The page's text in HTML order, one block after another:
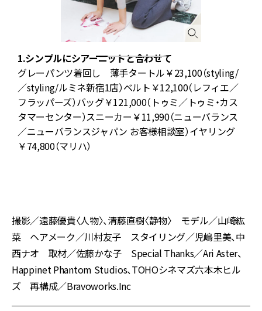
1.シンプルにシアーニットと合わせて
グレーパンツ着回し 薄手タートル￥23,100（styling/
／styling/ルミネ新宿1店）ベルト￥12,100（レフィエ／
フラッパーズ）バッグ￥121,000（トゥミ／トゥミ・カス
タマーセンター）スニーカー￥11,990（ニューバランス
／ニューバランスジャパン お客様相談室）イヤリング
￥74,800（マリハ）
撮影／遠藤優貴〈人物〉、清藤直樹〈静物〉 モデル／山崎紘
菜 ヘアメーク／川村友子 スタイリング／児嶋里美、中
西ナオ 取材／佐藤かな子 Special Thanks／Ari Aster、
Happinet Phantom Studios、TOHOシネマズ六本木ヒル
ズ 再構成／Bravoworks.Inc